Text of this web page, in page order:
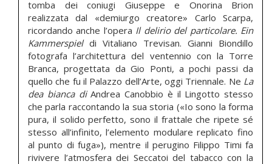
tomba dei coniugi Giuseppe e Onorina Brion
realizzata dal «demiurgo creatore» Carlo Scarpa,
ricordando anche l’opera Il delirio del particolare. Ein
Kammerspieldi Vitaliano Trevisan. Gianni Biondillo
fotografa l’architettura del ventennio con la Torre
Branca, progettata da Gio Ponti, a pochi passi da
quello che fu il Palazzo dell’Arte, oggi Triennale. Ne La
dea bianca diAndrea Canobbio è il Lingotto stesso
che parla raccontando la sua storia («Io sono la forma
pura, il solido perfetto, sono il frattale che ripete sé
stesso all’infinito, l’elemento modulare replicato fino
al punto di fuga»), mentre il perugino Filippo Timi fa
rivivere l’atmosfera dei Seccatoi del tabacco con la